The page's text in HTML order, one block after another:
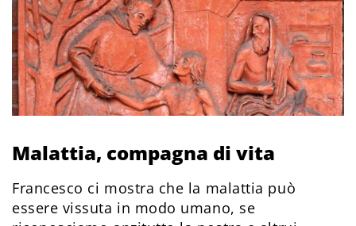
Malattia, compagna di vita
Francesco ci mostra che la malattia può
essere vissuta in modo umano, se